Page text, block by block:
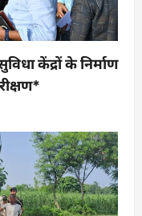
केंद्रों के निर्माण